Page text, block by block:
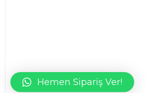
Hemen Sipariş Ver!